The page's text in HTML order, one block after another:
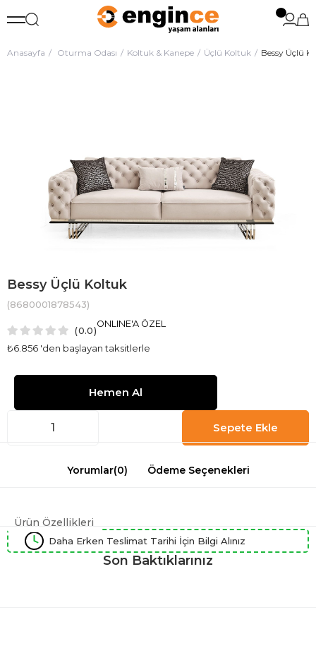
Anasayfa Oturma Odası Koltuk & Kanepe Üçlü Koltuk Bessy Üçlü
Bessy Üçlü Koltuk
(8680001878543)
0.0
₺6.856 'den başlayan taksitlerle
ONLINE'A ÖZEL
Yorumlar(0) Ödeme Seçenekleri
Ürün Özellikleri
Daha Erken Teslimat Tarihi İçin Bilgi Alınız
Son Baktıklarınız